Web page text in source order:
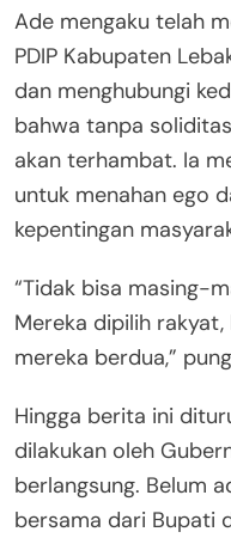
Ade mengaku telah
PDIP Kabupaten
dan menghubungi
bahwa tanpa
akan terhambat. Ia
untuk menahan ego
kepentingan
“Tidak bisa masing-
Mereka dipilih
mereka berdua,”
Hingga berita ini
dilakukan oleh
berlangsung. Belum
bersama dari Bupati